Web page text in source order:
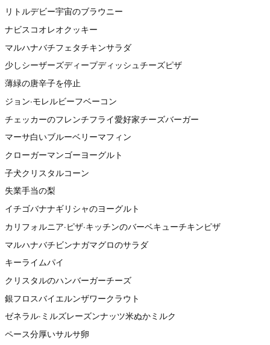
リトルデビー宇宙のブラウニー
ナビスコオレオクッキー
マルハナバチフェタチキンサラダ
少しシーザーズディープディッシュチーズピザ
薄緑の唐辛子を停止
ジョン·モレルビーフベーコン
チェッカーのフレンチフライ愛好家チーズバーガー
マーサ白いブルーベリーマフィン
クローガーマンゴーヨーグルト
子犬クリスタルコーン
失業手当の梨
イチゴバナナギリシャのヨーグルト
カリフォルニア·ピザ·キッチンのバーベキューチキンピザ
マルハナバチビンナガマグロのサラダ
キーライムパイ
クリスタルのハンバーガーチーズ
銀フロスバイエルンザワークラウト
ゼネラル·ミルズレーズンナッツ米ぬかミルク
ペース分厚いサルサ卵